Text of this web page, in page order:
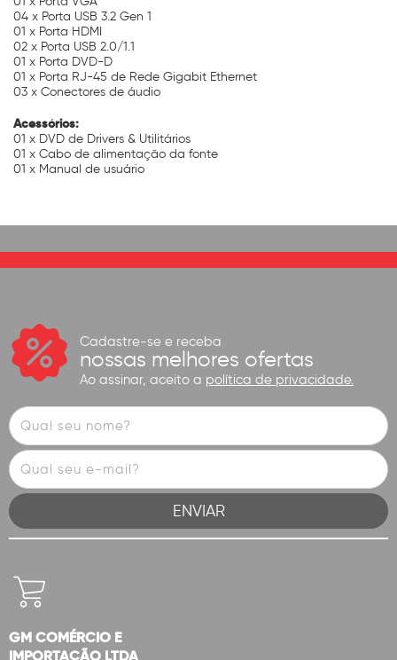
04 x Porta USB 3.2 Gen 1
01 x Porta HDMI
02 x Porta USB 2.0/1.1
01 x Porta DVD-D
01 x Porta RJ-45 de Rede Gigabit Ethernet
03 x Conectores de áudio
Acessórios:
01 x DVD de Drivers & Utilitários
01 x Cabo de alimentação da fonte
01 x Manual de usuário
Cadastre-se e receba
nossas melhores ofertas
Ao assinar, aceito a política de privacidade.
GM COMÉRCIO E
IMPORTAÇÃO LTDA